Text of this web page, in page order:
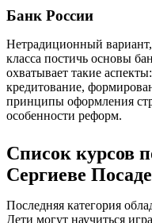
Банк России
Нетрадиционный
класса постичь основы
охватывает такие
кредитование,
принципы оформления
особенности реформ.
Список курсов
Сергиеве Посаде
Последняя категория
Дети могут научиться